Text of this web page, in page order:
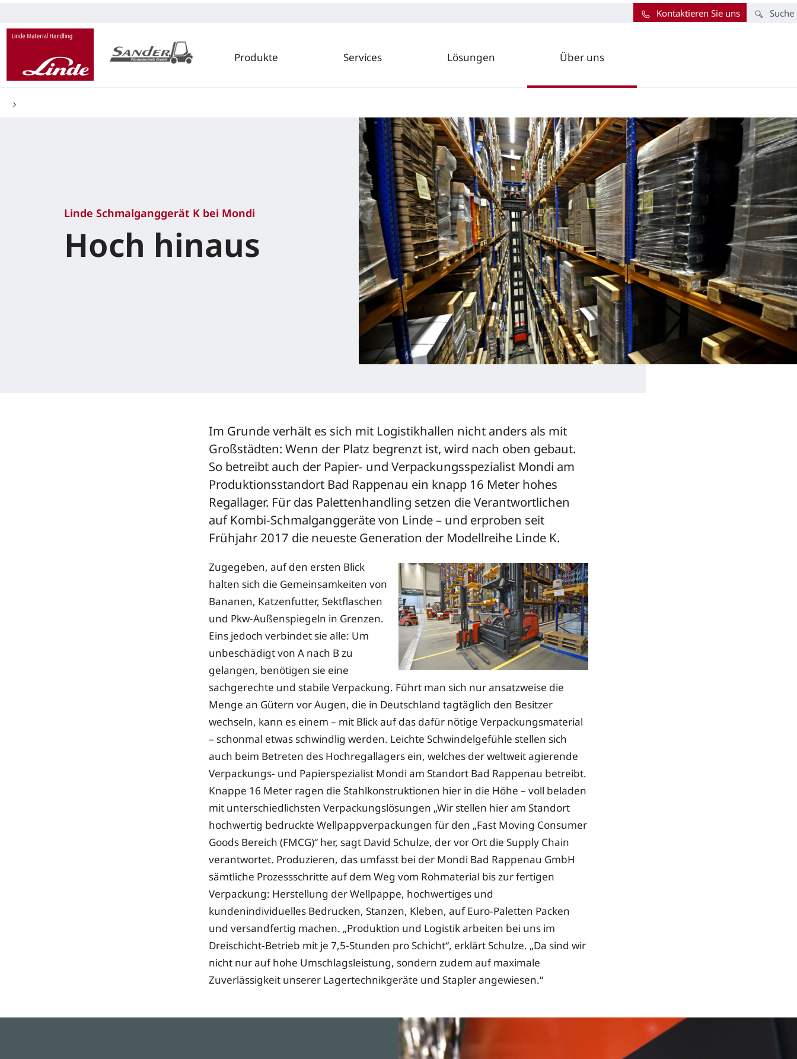
Produkte Services Lösungen Über uns
Suche
Kontaktieren Sie uns
Linde Schmalganggerät K bei Mondi
Hoch hinaus
Im Grunde verhält es sich mit Logistikhallen nicht anders als mit
Großstädten: Wenn der Platz begrenzt ist, wird nach oben gebaut.
So betreibt auch der Papier- und Verpackungsspezialist Mondi am
Produktionsstandort Bad Rappenau ein knapp 16 Meter hohes
Regallager. Für das Palettenhandling setzen die Verantwortlichen
auf Kombi-Schmalganggeräte von Linde – und erproben seit
Frühjahr 2017 die neueste Generation der Modellreihe Linde K.
Zugegeben, auf den ersten Blick
halten sich die Gemeinsamkeiten von
Bananen, Katzenfutter, Sektflaschen
und Pkw-Außenspiegeln in Grenzen.
Eins jedoch verbindet sie alle: Um
unbeschädigt von A nach B zu
gelangen, benötigen sie eine
sachgerechte und stabile Verpackung. Führt man sich nur ansatzweise die
Menge an Gütern vor Augen, die in Deutschland tagtäglich den Besitzer
wechseln, kann es einem – mit Blick auf das dafür nötige Verpackungsmaterial
– schonmal etwas schwindlig werden. Leichte Schwindelgefühle stellen sich
auch beim Betreten des Hochregallagers ein, welches der weltweit agierende
Verpackungs- und Papierspezialist Mondi am Standort Bad Rappenau betreibt.
Knappe 16 Meter ragen die Stahlkonstruktionen hier in die Höhe – voll beladen
mit unterschiedlichsten Verpackungslösungen „Wir stellen hier am Standort
hochwertig bedruckte Wellpappverpackungen für den „Fast Moving Consumer
Goods Bereich (FMCG)“ her, sagt David Schulze, der vor Ort die Supply Chain
verantwortet. Produzieren, das umfasst bei der Mondi Bad Rappenau GmbH
sämtliche Prozessschritte auf dem Weg vom Rohmaterial bis zur fertigen
Verpackung: Herstellung der Wellpappe, hochwertiges und
kundenindividuelles Bedrucken, Stanzen, Kleben, auf Euro-Paletten Packen
und versandfertig machen. „Produktion und Logistik arbeiten bei uns im
Dreischicht-Betrieb mit je 7,5-Stunden pro Schicht“, erklärt Schulze. „Da sind wir
nicht nur auf hohe Umschlagsleistung, sondern zudem auf maximale
Zuverlässigkeit unserer Lagertechnikgeräte und Stapler angewiesen.“